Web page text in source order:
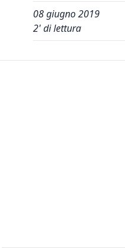
08 giugno 2019
2' di lettura